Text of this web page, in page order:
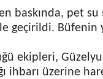
baskında, pet
geçirildi. Büfenin
ekipleri,
ihbarı üzerine